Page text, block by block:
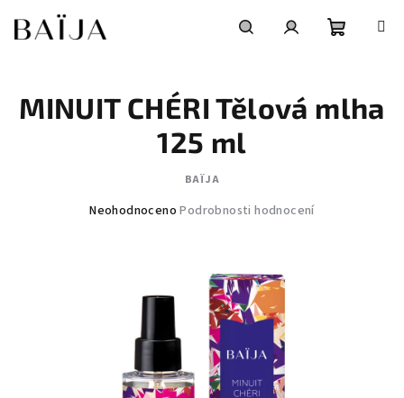
obsah
košík
MINUIT CHÉRI Tělová mlha
125 ml
BAÏJA
Průměrné
hvězdiček.
Neohodnoceno Podrobnosti hodnocení